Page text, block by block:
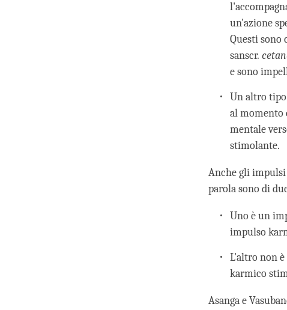
un'azione
Questi
sanscr.
e sono
Un altro
al momento
mentale
stimolante.
Anche gli
parola sono di
Uno è un
impulso
L'altro non
karmico
Asanga e